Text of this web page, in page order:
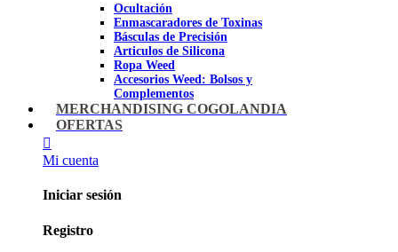
Imagen
Ocultación
Enmascaradores de Toxinas
Básculas de Precisión
Articulos de Silicona
Ropa Weed
Accesorios Weed: Bolsos y
Complementos
Cannabuds
Inciensos
MERCHANDISING COGOLANDIA
OFERTAS
Mi cuenta
Iniciar sesión
Registro